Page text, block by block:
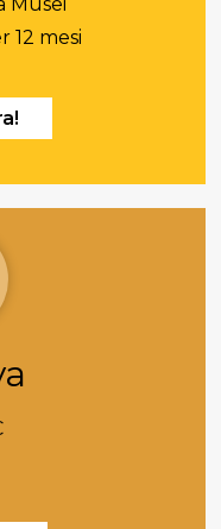
12 mesi